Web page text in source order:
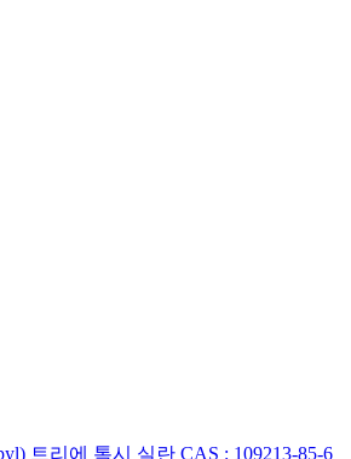
트리에 톡시 실란 CAS : 109213-85-6